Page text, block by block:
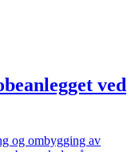
ved
og ombygging av